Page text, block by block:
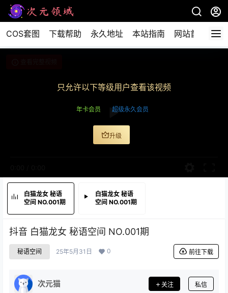
COS套图 下载帮助 永久地址 本站指南 网站首页
只允许以下等级用户查看该视频
年卡会员 超级永久会员
升级
白猫龙女 秘语
空间 NO.001期
白猫龙女 秘语
空间 NO.001期
抖音 白猫龙女 秘语空间 NO.001期
秘语空间 25年5月31日 0 前往下载
次元猫 关注 私信